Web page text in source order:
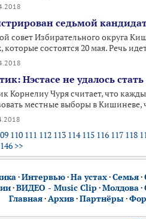
седьмой
совет Избирательного округа
которые состоятся 20 мая. Речь
Нэстасе не удалось
Корнелиу Чуря считает, что
местные выборы в Кишиневе,
110 111 112 113 114 115 116 117 118
146 >>
·Интервью·На устах·Семья·
·ВИДЕО - Music Clip ·Молдова·
Главная·Архив·Партнёры·